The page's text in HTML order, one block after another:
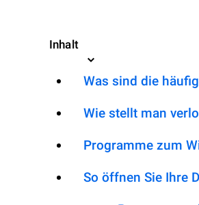
Inhalt
Was sind die
Wie stellt man
Programme zum
So öffnen Sie Ihre